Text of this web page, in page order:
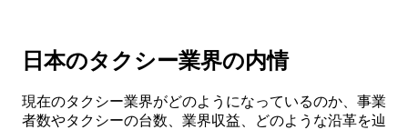
日本のタクシー業界の内情
現在のタクシー業界がどのようになっているのか、事業
者数やタクシーの台数、業界収益、どのような沿革を辿